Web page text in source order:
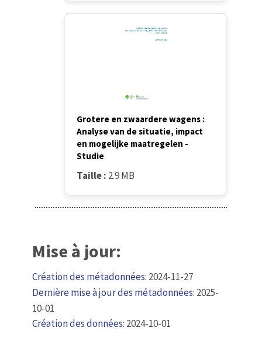
Grotere en zwaardere wagens :
Analyse van de situatie, impact
en mogelijke maatregelen -
Studie
Taille : 2.9 MB
Mise à jour:
Création des métadonnées: 2024-11-27
Dernière mise à jour des métadonnées: 2025-
10-01
Création des données: 2024-10-01